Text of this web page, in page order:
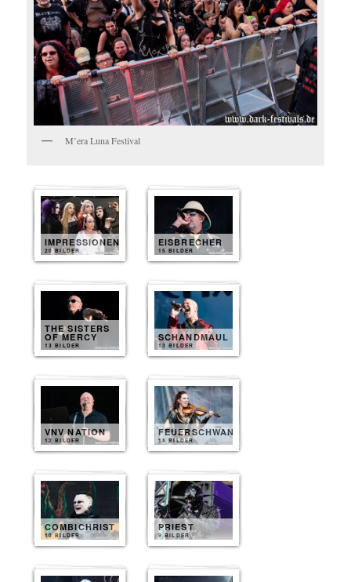
M’era Luna Festival
IMPRESSIONEN
20 BILDER
EISBRECHER
15 BILDER
THE SISTERS
OF MERCY
13 BILDER
SCHANDMAUL
13 BILDER
VNV NATION
12 BILDER
FEUERSCHWANZ
11 BILDER
COMBICHRIST
10 BILDER
PRIEST
9 BILDER